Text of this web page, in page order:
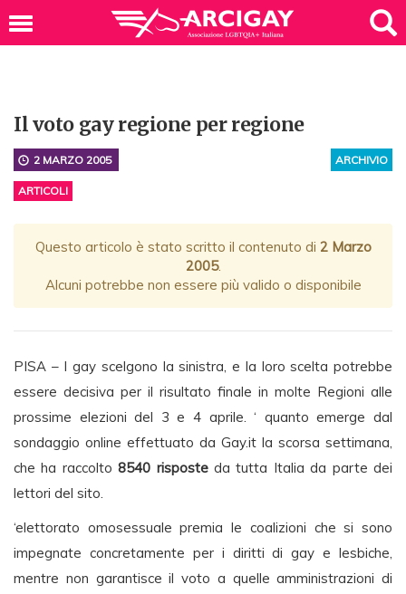
Il voto gay regione per regione
ARCHIVIO
2 MARZO 2005
ARTICOLI
Questo articolo è stato scritto il contenuto di 2 Marzo
2005.
Alcuni potrebbe non essere più valido o disponibile
PISA – I gay scelgono la sinistra, e la loro scelta potrebbe
essere decisiva per il risultato finale in molte Regioni alle
prossime elezioni del 3 e 4 aprile. ‘ quanto emerge dal
sondaggio online effettuato da Gay.it la scorsa settimana,
che ha raccolto8540 risposteda tutta Italia da parte dei
lettori del sito.
‘elettorato omosessuale premia le coalizioni che si sono
impegnate concretamente per i diritti di gay e lesbiche,
mentre non garantisce il voto a quelle amministrazioni di